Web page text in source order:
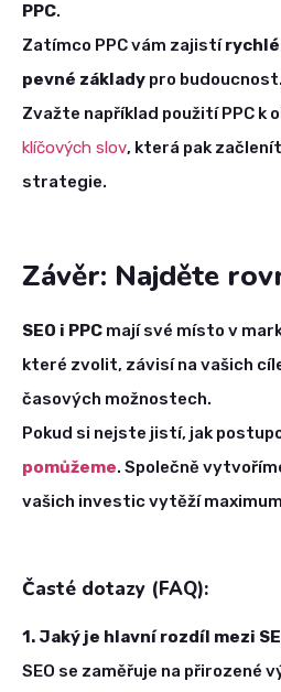
PPC.
Zatímco PPC vám zajistírychlé
pevné základy pro budoucnost.
Zvažte například použití PPC k
klíčových slov, která pak
strategie.
Závěr: Najděte
SEO i PPC mají své místo v
které zvolit, závisí na vašich
časových možnostech.
Pokud si nejste jistí, jak
pomůžeme. Společně
vašich investic vytěží
Časté dotazy (FAQ):
1. Jaký je hlavní rozdíl mezi
SEO se zaměřuje na přirozené